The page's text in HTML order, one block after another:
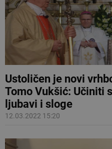
Ustoličen je novi
Tomo Vukšić: Učiniti
ljubavi i sloge
12.03.2022 15:20